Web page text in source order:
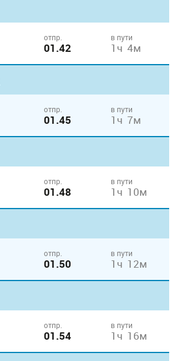
отпр.
01.42
в пути
1ч 4м
отпр.
01.45
в пути
1ч 7м
отпр.
01.48
в пути
1ч 10м
отпр.
01.50
в пути
1ч 12м
отпр.
01.54
в пути
1ч 16м